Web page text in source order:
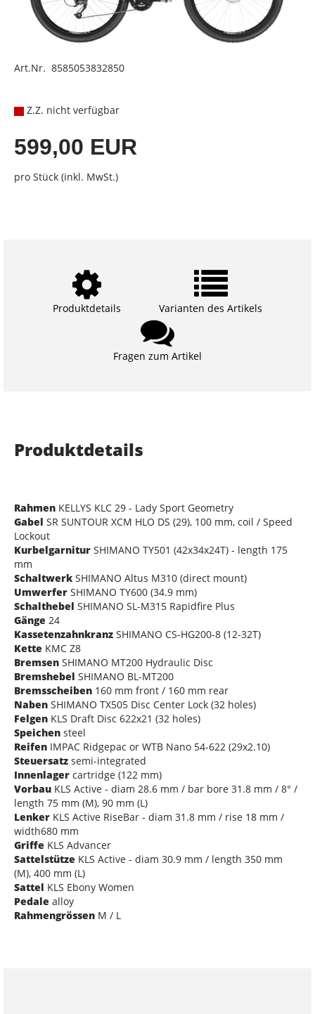
Art.Nr. 8585053832850
Z.Z. nicht verfügbar
599,00 EUR
pro Stück (inkl. MwSt.)
Produktdetails Varianten des Artikels
Fragen zum Artikel
Produktdetails
Rahmen KELLYS KLC 29 - Lady Sport Geometry
Gabel SR SUNTOUR XCM HLO DS (29), 100 mm, coil / Speed
Lockout
Kurbelgarnitur SHIMANO TY501 (42x34x24T) - length 175
mm
Schaltwerk SHIMANO Altus M310 (direct mount)
Umwerfer SHIMANO TY600 (34.9 mm)
Schalthebel SHIMANO SL-M315 Rapidfire Plus
Gänge 24
Kassetenzahnkranz SHIMANO CS-HG200-8 (12-32T)
Kette KMC Z8
Bremsen SHIMANO MT200 Hydraulic Disc
Bremshebel SHIMANO BL-MT200
Bremsscheiben 160 mm front / 160 mm rear
Naben SHIMANO TX505 Disc Center Lock (32 holes)
Felgen KLS Draft Disc 622x21 (32 holes)
Speichen steel
Reifen IMPAC Ridgepac or WTB Nano 54-622 (29x2.10)
Steuersatz semi-integrated
Innenlager cartridge (122 mm)
Vorbau KLS Active - diam 28.6 mm / bar bore 31.8 mm / 8° /
length 75 mm (M), 90 mm (L)
Lenker KLS Active RiseBar - diam 31.8 mm / rise 18 mm /
width680 mm
Griffe KLS Advancer
Sattelstütze KLS Active - diam 30.9 mm / length 350 mm
(M), 400 mm (L)
Sattel KLS Ebony Women
Pedale alloy
Rahmengrössen M / L